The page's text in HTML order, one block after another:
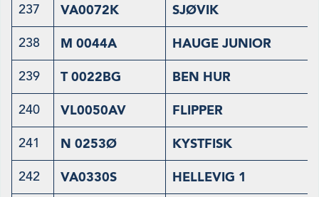
237 VA0072K SJØVIK
238 M 0044A HAUGE JUNIOR
239 T 0022BG BEN HUR
240 VL0050AV FLIPPER
241 N 0253Ø KYSTFISK
242 VA0330S HELLEVIG 1